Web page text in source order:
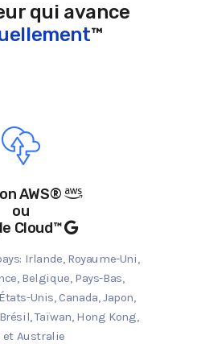
qui avance
™
AWS®
ou
Cloud™
Irlande, Royaume-Uni,
Belgique, Pays-Bas,
Unis, Canada, Japon,
Taïwan, Hong Kong,
et Australie